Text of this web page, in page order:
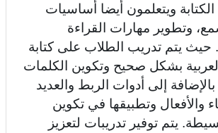
ويتعلمون أيضا أساسيات
وتطوير مهارات القراءة
حيث يتم تدريب الطلاب على كتابة
بشكل صحيح وتكوين الكلمات
إلى أدوات الربط والعديد
والأفعال وتطبيقها في تكوين
يتم توفير تدريبات لتعزيز